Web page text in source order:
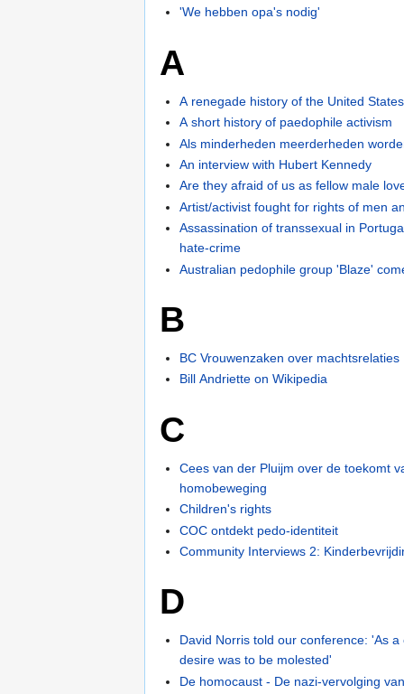
'We hebben opa's nodig'
A
A renegade history of the United States
A short history of paedophile activism
Als minderheden meerderheden
An interview with Hubert Kennedy
Are they afraid of us as fellow male
Artist/activist fought for rights of men
Assassination of transsexual in
hate-crime
Australian pedophile group 'Blaze'
B
BC Vrouwenzaken over machtsrelaties
Bill Andriette on Wikipedia
C
Cees van der Pluijm over de toekomt
homobeweging
Children's rights
COC ontdekt pedo-identiteit
Community Interviews 2:
D
David Norris told our conference: 'As
desire was to be molested'
De homocaust - De nazi-vervolging